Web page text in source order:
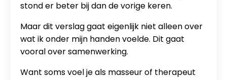
stond er beter bij dan de vorige keren.
Maar dit verslag gaat eigenlijk niet alleen over
wat ik onder mijn handen voelde. Dit gaat
vooral over samenwerking.
Want soms voel je als masseur of therapeut